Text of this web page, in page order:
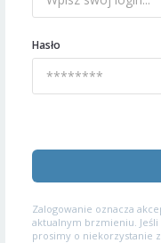
Hasło
Zalogowanie oznacza
aktualnym brzmieniu. Jeśli
prosimy o niekorzystanie